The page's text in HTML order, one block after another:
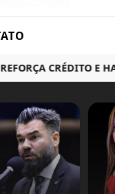
CRÉDITO E